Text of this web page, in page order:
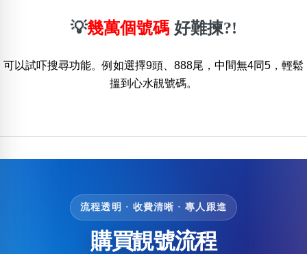
💡幾萬個號碼 好難揀?!
可以試吓搜尋功能。例如選擇9頭、888尾，中間無4同5，輕鬆
搵到心水靚號碼。
流程透明 · 收費清晰 · 專人跟進
購買靚號流程